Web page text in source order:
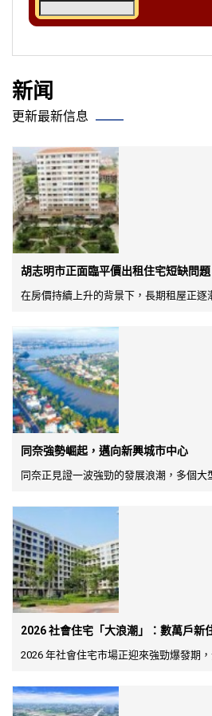
新闻
更新最新信息
胡志明市正面臨平價出租住宅短缺問題
在房價持續上升的背景下，長期租屋正
同奈強勢崛起，邁向新興城市中心
同奈正見證一波強勁的發展浪潮，多個
2026 社會住宅「大浪潮」：數萬戶新
2026 年社會住宅市場正迎來強勁爆發期